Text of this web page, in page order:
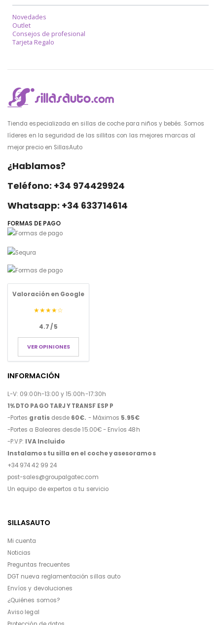
Novedades
Outlet
Consejos de profesional
Tarjeta Regalo
Tienda especializada en sillas de coche para niños y bebés. Somos
líderes en la seguridad de las sillitas con las mejores marcas al
mejor precio en SillasAuto
¿Hablamos?
Teléfono: +34 974429924
Whatsapp: +34 633714614
FORMAS DE PAGO
Valoración en Google
★★★★☆
4.7 / 5
VER OPINIONES
INFORMACIÓN
L-V: 09:00h-13:00 y 15:00h-17:30h
1% DTO PAGO TARJ Y TRANSF ESP P
-Portes gratisdesde 60€. - Máximos 5.95€
-Portes a Baleares desde 15.00€ - Envíos 48h
-P.V.P: IVA Incluido
Instalamos tu silla en el coche y asesoramos
+34 974 42 99 24
post-sales@groupalgatec.com
Un equipo de expertos a tu servicio
SILLASAUTO
Mi cuenta
Noticias
Preguntas frecuentes
DGT nueva reglamentación sillas auto
Envíos y devoluciones
¿Quiénes somos?
Aviso legal